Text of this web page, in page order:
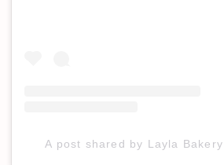
A post shared by Layla